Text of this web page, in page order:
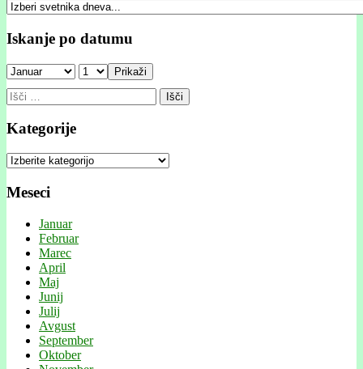
Iskanje po datumu
Prikaži
Išči:
Kategorije
Kategorije
Meseci
Januar
Februar
Marec
April
Maj
Junij
Julij
Avgust
September
Oktober